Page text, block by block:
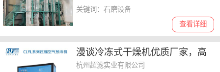
查看详细
关键词：石磨设备
漫谈冷冻式干燥机优质厂家，高
温型风冷冻式干燥机品牌如何选
杭州超滤实业有限公司